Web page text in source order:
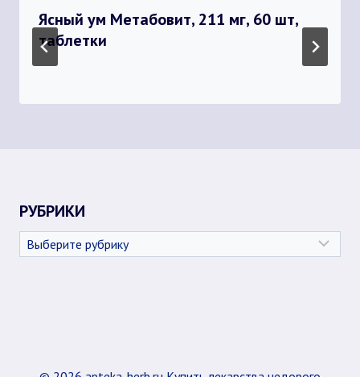
Ясный ум Метабовит, 211 мг, 60 шт,
таблетки
РУБРИКИ
Рубрики